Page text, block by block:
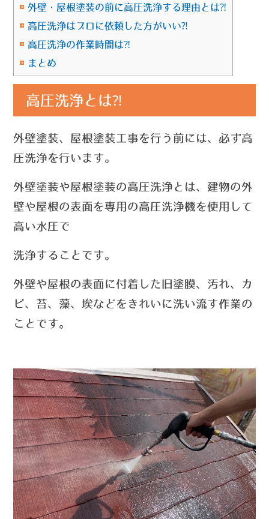
外壁・屋根塗装の前に高圧洗浄する理由とは⁈
高圧洗浄はプロに依頼した方がいい⁈
高圧洗浄の作業時間は⁈
まとめ
高圧洗浄とは⁈
外壁塗装、屋根塗装工事を行う前には、必ず高
圧洗浄を行います。
外壁塗装や屋根塗装の高圧洗浄とは、建物の外
壁や屋根の表面を専用の高圧洗浄機を使用して
高い水圧で
洗浄する ことです。
外壁や屋根の表面に付着した旧塗膜、汚れ、カ
ビ、苔、藻、埃などをきれいに洗い流す作業の
ことです。